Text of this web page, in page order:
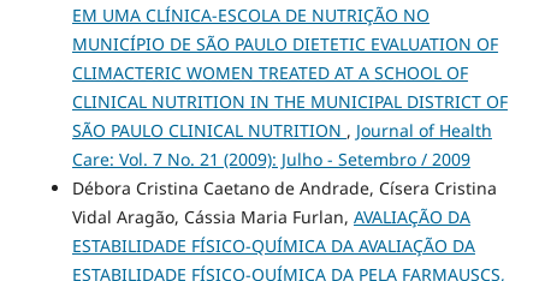
EM UMA CLÍNICA-ESCOLA DE NUTRIÇÃO NO
MUNICÍPIO DE SÃO PAULO DIETETIC EVALUATION OF
CLIMACTERIC WOMEN TREATED AT A SCHOOL OF
CLINICAL NUTRITION IN THE MUNICIPAL DISTRICT OF
SÃO PAULO CLINICAL NUTRITION , Journal of Health
Care: Vol. 7 No. 21 (2009): Julho - Setembro / 2009
Débora Cristina Caetano de Andrade, Císera Cristina
Vidal Aragão, Cássia Maria Furlan, AVALIAÇÃO DA
ESTABILIDADE FÍSICO-QUÍMICA DA AVALIAÇÃO DA
ESTABILIDADE FÍSICO-QUÍMICA DA PELA FARMAUSCS,